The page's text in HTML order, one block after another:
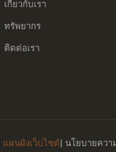
เกี่ยวกับเรา
ทรัพยากร
ติดต่อเรา
แผนผังเว็บไซต์| นโยบายควา